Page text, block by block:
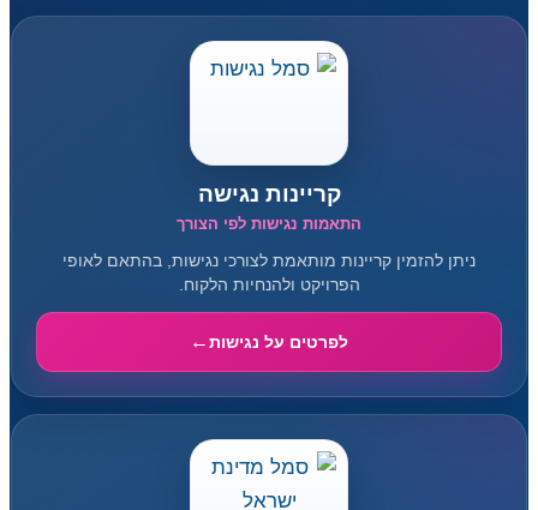
קריינות נגישה
התאמות נגישות לפי הצורך
ניתן להזמין קריינות מותאמת לצורכי נגישות, בהתאם לאופי
הפרויקט ולהנחיות הלקוח.
לפרטים על נגישות